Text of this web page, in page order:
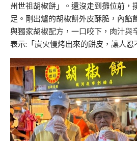
州世祖胡椒餅」。還沒走到攤位前，
足。剛出爐的胡椒餅外皮酥脆，內餡
與獨家胡椒配方，一口咬下，肉汁與
表示:「炭火慢烤出來的餅皮，讓人忍